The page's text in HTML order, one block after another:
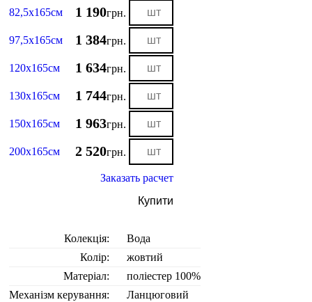
82,5х165см 1 190грн.
97,5х165см 1 384грн.
120х165см 1 634грн.
130х165см 1 744грн.
150х165см 1 963грн.
200х165см 2 520грн.
Заказать расчет
Купити
Колекція:
Вода
Колір:
жовтий
Матеріал:
поліестер 100%
Механізм керування:
Ланцюговий